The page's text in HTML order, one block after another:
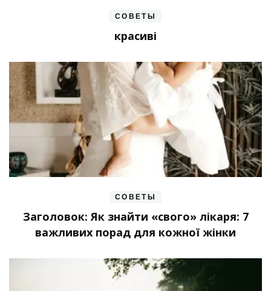
СОВЕТЫ
красиві
СОВЕТЫ
Заголовок: Як знайти «свого» лікаря: 7
важливих порад для кожної жінки